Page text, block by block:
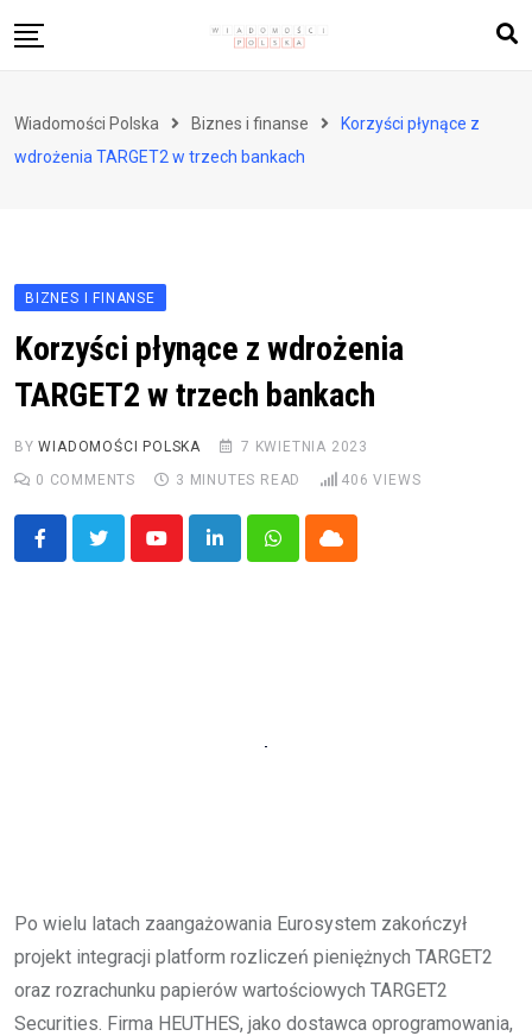
to
Zdrowie i styl życia
Wiadomości Polska Biznes i finanse
Korzyści płynące z
wdrożenia TARGET2 w trzech bankach
BIZNES I FINANSE
Korzyści płynące z wdrożenia
TARGET2 w trzech bankach
BYWIADOMOŚCI POLSKA
7 KWIETNIA 2023
0 COMMENTS 3 MINUTES READ 406 VIEWS
YoutubeLinkedInWhatsappCloud
Po wielu latach zaangażowania Eurosystem zakończył
projekt integracji platform rozliczeń pieniężnych TARGET2
oraz rozrachunku papierów wartościowych TARGET2
Securities. Firma HEUTHES, jako dostawca oprogramowania,